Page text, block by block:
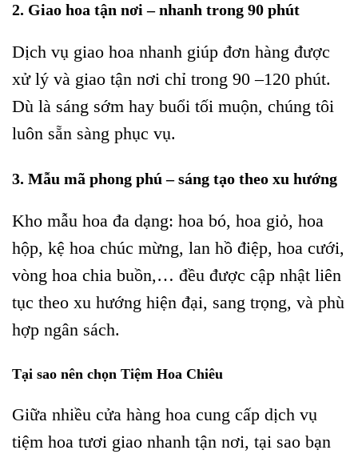
2. Giao hoa tận nơi – nhanh trong 90 phút
Dịch vụ giao hoa nhanh giúp đơn hàng được
xử lý và giao tận nơi chỉ trong 90 –120 phút.
Dù là sáng sớm hay buổi tối muộn, chúng tôi
luôn sẵn sàng phục vụ.
3. Mẫu mã phong phú – sáng tạo theo xu hướng
Kho mẫu hoa đa dạng: hoa bó, hoa giỏ, hoa
hộp, kệ hoa chúc mừng, lan hồ điệp, hoa cưới,
vòng hoa chia buồn,… đều được cập nhật liên
tục theo xu hướng hiện đại, sang trọng, và phù
hợp ngân sách.
Tại sao nên chọn Tiệm Hoa Chiêu
Giữa nhiều cửa hàng hoa cung cấp dịch vụ
tiệm hoa tươi giao nhanh tận nơi, tại sao bạn